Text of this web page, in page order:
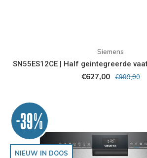
Siemens
SN55ES12CE | Half geintegreerde
€627,00 €999,00
-39%
NIEUW IN DOOS